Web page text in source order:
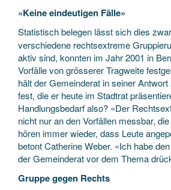
«Keine eindeutigen Fälle»
Statistisch belegen lässt sich dies
verschiedene rechtsextreme
aktiv sind, konnten im Jahr 2001 in
Vorfälle von grösserer Tragweite
hält der Gemeinderat in seiner
fest, die er heute im Stadtrat
Handlungsbedarf also? «Der
nicht nur an den Vorfällen messbar,
hören immer wieder, dass Leute
betont Catherine Weber. «Ich habe
der Gemeinderat vor dem Thema
Gruppe gegen Rechts